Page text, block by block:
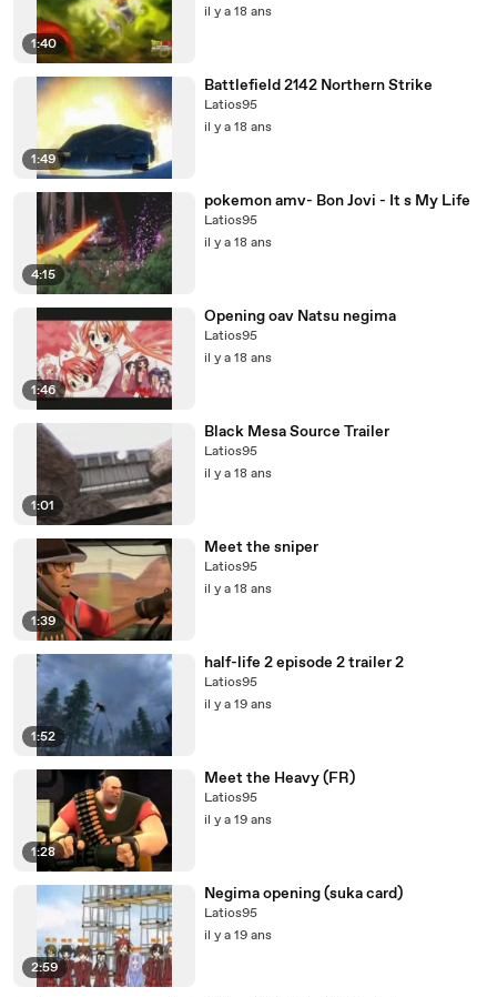
1:40
il y a 18 ans
1:49
Battlefield 2142 Northern Strike
Latios95
il y a 18 ans
4:15
pokemon amv- Bon Jovi - It s My Life
Latios95
il y a 18 ans
1:46
Opening oav Natsu negima
Latios95
il y a 18 ans
1:01
Black Mesa Source Trailer
Latios95
il y a 18 ans
1:39
Meet the sniper
Latios95
il y a 18 ans
1:52
half-life 2 episode 2 trailer 2
Latios95
il y a 19 ans
1:28
Meet the Heavy (FR)
Latios95
il y a 19 ans
2:59
Negima opening (suka card)
Latios95
il y a 19 ans